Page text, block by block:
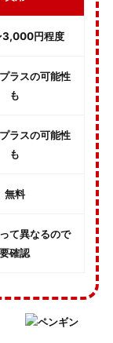
円程度
ラスの可能性
も
ラスの可能性
も
無料
て異なるので
要確認